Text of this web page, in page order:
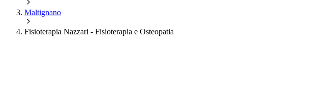
Maltignano
Fisioterapia Nazzari - Fisioterapia e Osteopatia